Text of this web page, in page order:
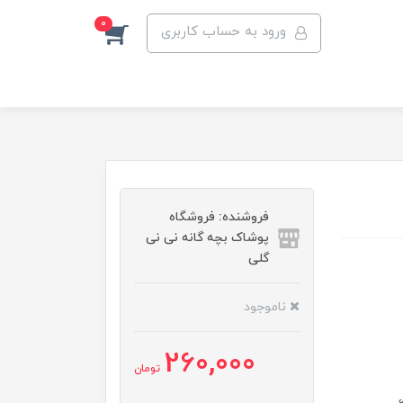
ورود به حساب کاربری 0
فروشنده: فروشگاه
پوشاک بچه گانه نی نی
گلی
ناموجود
260,000 تومان